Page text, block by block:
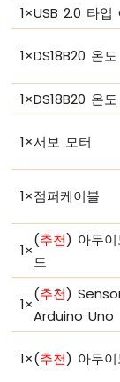
이
노
안
녕
세
상
아
이
노
코
드
조
아
이
노
1×USB 2.0 타
1×DS18B20 온
1×DS18B20 온
1×서보 모터
1×점퍼케이블
1×
(추천) 아두
드
1×
(추천)
Arduino Uno
1×(추천) 아두